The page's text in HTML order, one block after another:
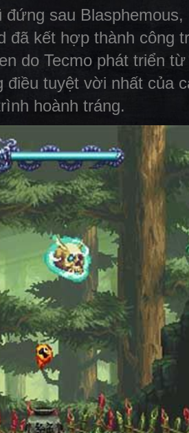
đứng sau
đã kết hợp thành công
do Tecmo phát triển
điều tuyệt vời nhất của
hoành tráng.